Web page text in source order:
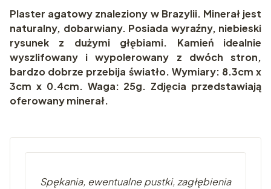
Plaster agatowy znaleziony w Brazylii. Minerał jest
naturalny, dobarwiany. Posiada wyraźny, niebieski
rysunek z dużymi głębiami. Kamień idealnie
wyszlifowany i wypolerowany z dwóch stron,
bardzo dobrze przebija światło. Wymiary: 8.3cm x
3cm x 0.4cm. Waga: 25g. Zdjęcia przedstawiają
oferowany minerał.
Spękania, ewentualne pustki, zagłębienia